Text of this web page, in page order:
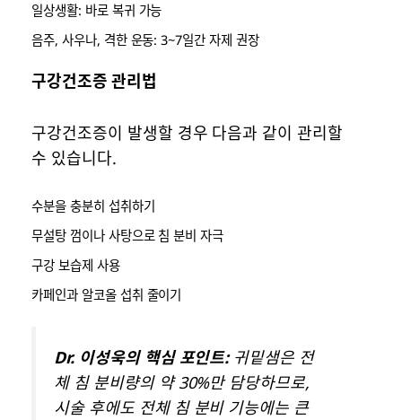
일상생활: 바로 복귀 가능
음주, 사우나, 격한 운동: 3~7일간 자제 권장
구강건조증 관리법
구강건조증이 발생할 경우 다음과 같이 관리할
수 있습니다.
수분을 충분히 섭취하기
무설탕 껌이나 사탕으로 침 분비 자극
구강 보습제 사용
카페인과 알코올 섭취 줄이기
Dr. 이성욱의 핵심 포인트:귀밑샘은 전
체 침 분비량의 약 30%만 담당하므로,
시술 후에도 전체 침 분비 기능에는 큰